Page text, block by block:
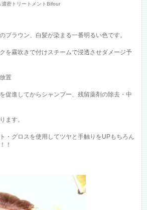
濃密トリートメントBifour
ブラウン、白髪が染まる一番明るい色です。
を霧吹きで付けスチームで浸透させダメージ予
置
促進してからシャンプー、残留薬剤の除去・中
ます。
・グロスを使用してツヤと手触りをUPもちろん
！